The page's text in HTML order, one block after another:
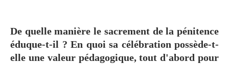
De quelle manière le sacrement de la pénitence
éduque-t-il ? En quoi sa célébration possède-t-
elle une valeur pédagogique, tout d'abord pour